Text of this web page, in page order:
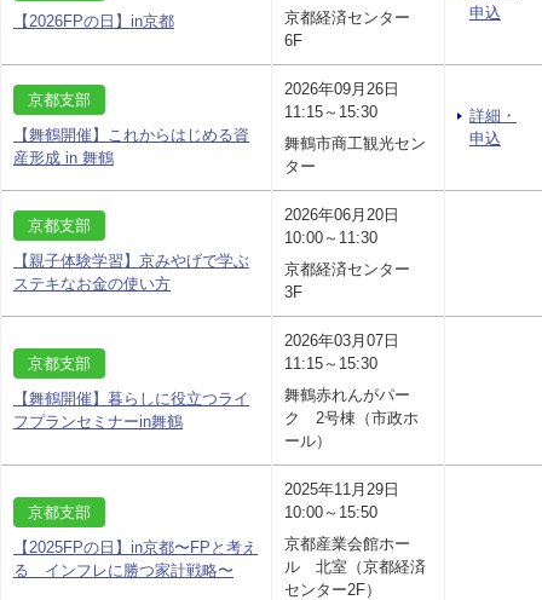
【2026FPの日】in京都
京都経済センター
6F
申込
京都支部
【舞鶴開催】これからはじめる資
産形成 in 舞鶴
2026年09月26日
11:15～15:30
舞鶴市商工観光セン
ター
詳細・
申込
京都支部
【親子体験学習】京みやげで学ぶ
ステキなお金の使い方
2026年06月20日
10:00～11:30
京都経済センター
3F
京都支部
【舞鶴開催】暮らしに役立つライ
フプランセミナーin舞鶴
2026年03月07日
11:15～15:30
舞鶴赤れんがパー
ク 2号棟（市政ホ
ール）
京都支部
【2025FPの日】in京都〜FPと考え
る インフレに勝つ家計戦略〜
2025年11月29日
10:00～15:50
京都産業会館ホー
ル 北室（京都経済
センター2F）